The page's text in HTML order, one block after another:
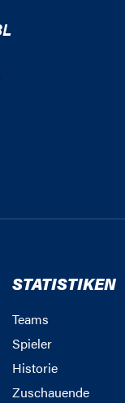
STATISTIKEN
Teams
Spieler
Historie
Zuschauende